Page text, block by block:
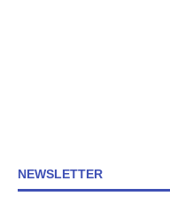
NEWSLETTER